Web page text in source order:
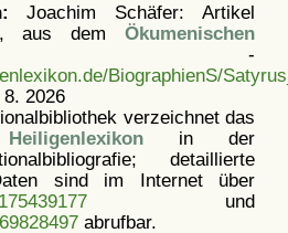
Joachim Schäfer: Artikel
aus dem Ökumenischen
BiographienS/
2026
verzeichnet das
in der
detaillierte
sind im Internet über
und
abrufbar.